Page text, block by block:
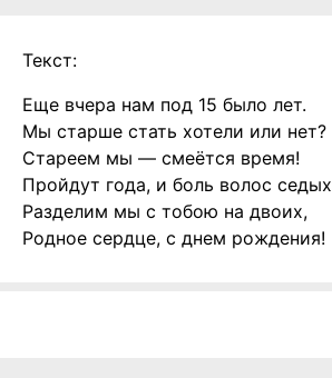
Текст:
Еще вчера нам под 15 было лет.
Мы старше стать хотели или нет?
Стареем мы — смеётся время!
Пройдут года, и боль волос седых
Разделим мы с тобою на двоих,
Родное сердце, с днем рождения!